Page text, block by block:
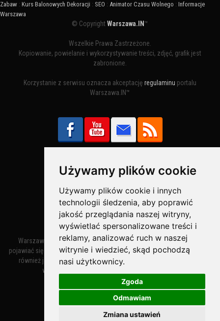
Używamy plików cookie
Używamy plików cookie i innych
technologii śledzenia, aby poprawić
jakość przeglądania naszej witryny,
wyświetlać spersonalizowane treści i
reklamy, analizować ruch w naszej
witrynie i wiedzieć, skąd pochodzą
nasi użytkownicy.
Zgoda
Odmawiam
Zmiana ustawień
Zabaw : Kurs Balonowych Dekoracji : SEO : Animator Czasu Wolnego : Informacje
Warszawa
© CopyrightWarszawa.IN ™
Wszelkie Prawa Zastrzeżone.
Kopiowanie, powielanie i wykorzystywanie treści, zdjęć, grafik jest
zabronione.
Korzystanie z serwisu oznacza akceptację regulaminu portalu
Warszawa.IN™
Bezpieczne Płatności obsługuje:
Warszawa – miasto stołeczne Warszawa. Nazwa miasta zaczęła
pojawiać się w dokumentach w XIV wieku jako Warszewa, a od XV wieku
również jako Warszowa. Zmiana nazwy na Warszawa w XV wieku
wynikała z mazowieckiej wymowy dialektycznej.